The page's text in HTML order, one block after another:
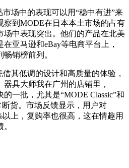
场中的表现可以用“稳中有进”来
察到MODE在日本本土市场的占有
场中表现突出。他们的产品在北美
亚马逊和eBay等电商平台上，
销榜前列。
其低调的设计和高质量的体验，
具大师我在广州的店铺里，
一批，尤其是“MODE Classic”和
断货。市场反馈显示，用户对
上，复购率也很高，这在情趣用